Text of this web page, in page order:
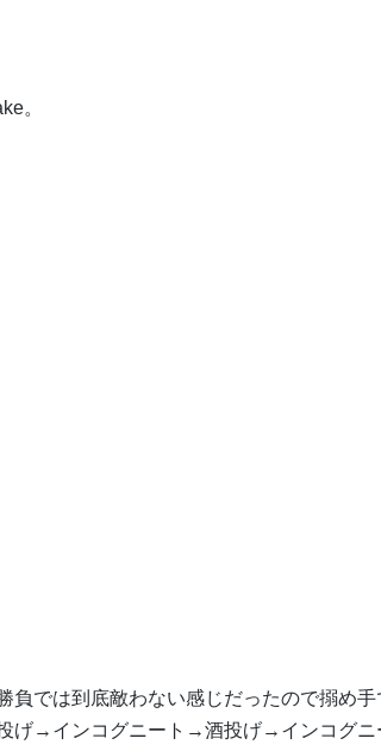
。
負では到底敵わない感じだったので搦め手
げ→インコグニート→酒投げ→インコグニ